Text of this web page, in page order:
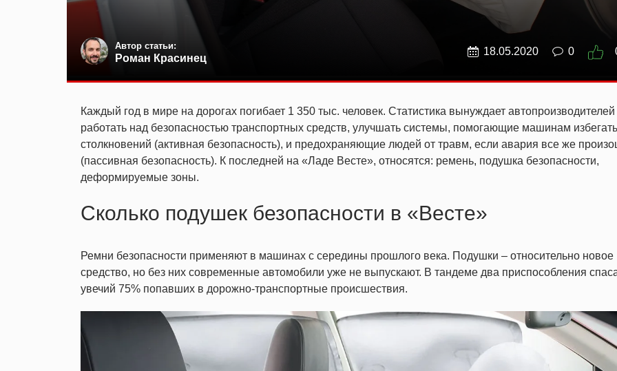
Автор статьи:
Роман Красинец
18.05.2020 0
Каждый год в мире на дорогах погибает 1 350 тыс. человек. Статистика вынуждает автопроизводителей
работать над безопасностью транспортных средств, улучшать системы, помогающие машинам избегать
столкновений (активная безопасность), и предохраняющие людей от травм, если авария все же
(пассивная безопасность). К последней на «Ладе Весте», относятся: ремень, подушка безопасности,
деформируемые зоны.
Сколько подушек безопасности в «Весте»
Ремни безопасности применяют в машинах с середины прошлого века. Подушки – относительно новое
средство, но без них современные автомобили уже не выпускают. В тандеме два приспособления
увечий 75% попавших в дорожно-транспортные происшествия.